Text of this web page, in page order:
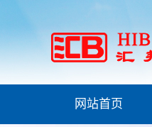
网站首页